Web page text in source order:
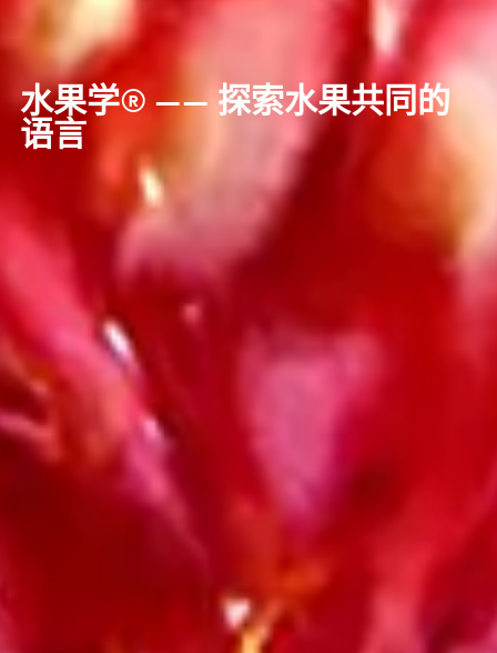
水果学® —— 探索水果共同的
语言